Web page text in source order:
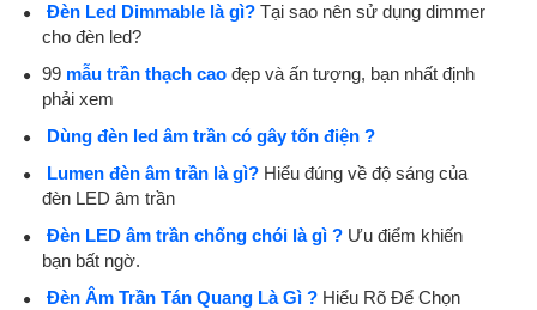
Đèn Led Dimmable là gì? Tại sao nên sử dụng dimmer
cho đèn led?
99 mẫu trần thạch cao đẹp và ấn tượng, bạn nhất định
phải xem
Dùng đèn led âm trần có gây tốn điện ?
Lumen đèn âm trần là gì? Hiểu đúng về độ sáng của
đèn LED âm trần
Đèn LED âm trần chống chói là gì ? Ưu điểm khiến
bạn bất ngờ.
Đèn Âm Trần Tán Quang Là Gì ? Hiểu Rõ Để Chọn